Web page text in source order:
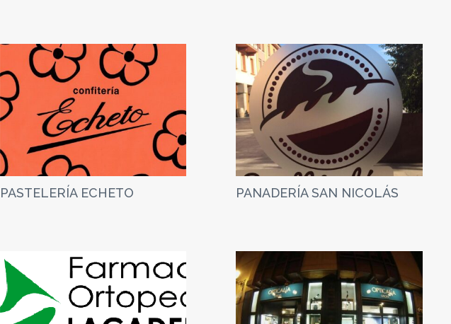
PASTELERÍA ECHETO PANADERÍA SAN NICOLÁS